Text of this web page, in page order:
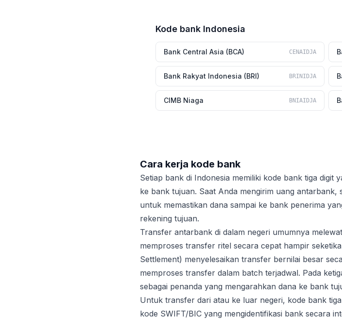
Kode bank Indonesia
Bank Central Asia (BCA) CENAIDJA
Bank Rakyat Indonesia (BRI) BRINIDJA
CIMB Niaga BNIAIDJA
Cara kerja kode bank
Setiap bank di Indonesia memiliki kode bank tiga
ke bank tujuan. Saat Anda mengirim uang antarbank,
untuk memastikan dana sampai ke bank penerima
rekening tujuan.
Transfer antarbank di dalam negeri umumnya
memproses transfer ritel secara cepat hampir
Settlement) menyelesaikan transfer bernilai besar
memproses transfer dalam batch terjadwal. Pada
sebagai penanda yang mengarahkan dana ke bank
Untuk transfer dari atau ke luar negeri, kode bank
kode SWIFT/BIC yang mengidentifikasi bank secara